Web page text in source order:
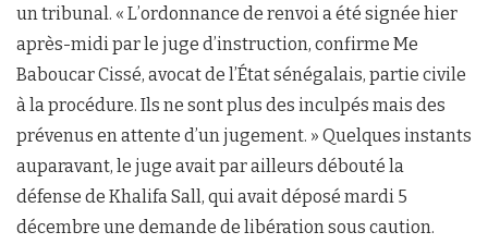
un tribunal. « L’ordonnance de renvoi a été signée hier
après-midi par le juge d’instruction, confirme Me
Baboucar Cissé, avocat de l’État sénégalais, partie civile
à la procédure. Ils ne sont plus des inculpés mais des
prévenus en attente d’un jugement. » Quelques instants
auparavant, le juge avait par ailleurs débouté la
défense de Khalifa Sall, qui avait déposé mardi 5
décembre une demande de libération sous caution.